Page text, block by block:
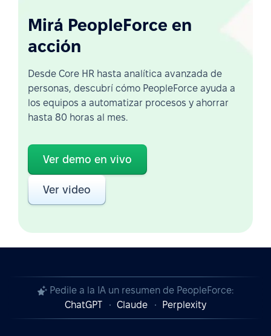
Mirá PeopleForce en
acción
Desde Core HR hasta analítica avanzada de
personas, descubrí cómo PeopleForce ayuda a
los equipos a automatizar procesos y ahorrar
hasta 80 horas al mes.
Ver demo en vivo
Ver video
Pedile a la IA un resumen de PeopleForce:
ChatGPT
Claude Perplexity